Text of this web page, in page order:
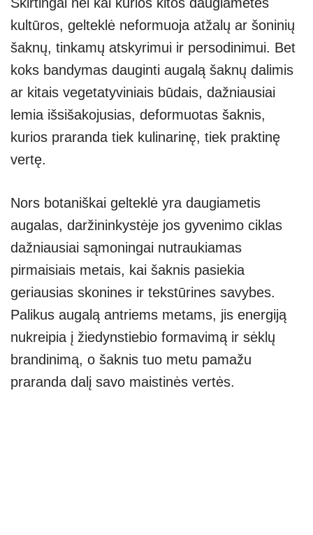
kultūros, gelteklė neformuoja atžalų ar šoninių
šaknų, tinkamų atskyrimui ir persodinimui. Bet
koks bandymas dauginti augalą šaknų dalimis
ar kitais vegetatyviniais būdais, dažniausiai
lemia išsišakojusias, deformuotas šaknis,
kurios praranda tiek kulinarinę, tiek praktinę
vertę.
Nors botaniškai gelteklė yra daugiametis
augalas, daržininkystėje jos gyvenimo ciklas
dažniausiai sąmoningai nutraukiamas
pirmaisiais metais, kai šaknis pasiekia
geriausias skonines ir tekstūrines savybes.
Palikus augalą antriems metams, jis energiją
nukreipia į žiedynstiebio formavimą ir sėklų
brandinimą, o šaknis tuo metu pamažu
praranda dalį savo maistinės vertės.